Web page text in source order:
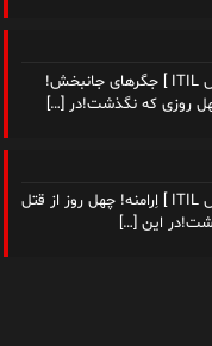
هادی احمدی (سروش): [ نویسنده، شاعر و مدرس ITIL ] جگرهای جانبخش!
روزی که نگذشت!در […]
هادی احمدی (سروش): [ نویسنده، شاعر و مدرس ITIL ] اِرامنه! چهل روز از قتل
این […]